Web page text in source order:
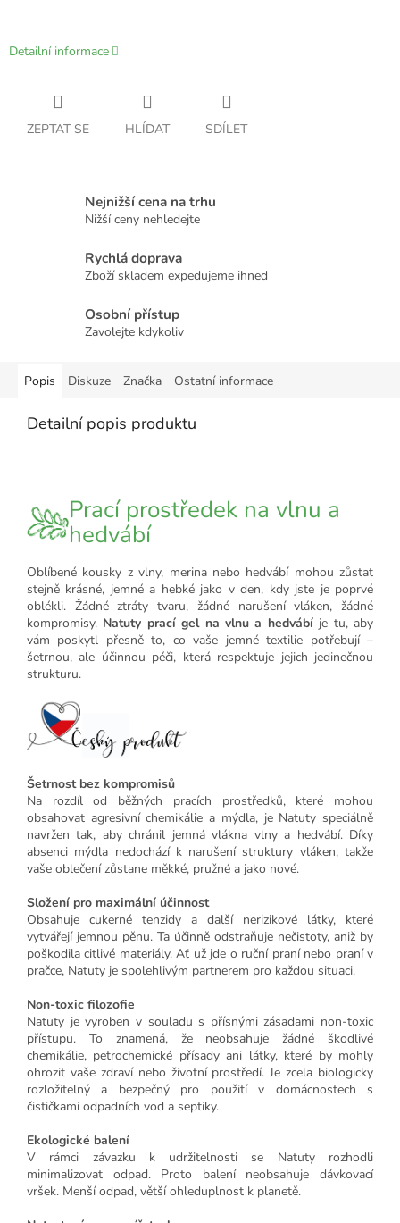
Detailní informace
ZEPTAT SE HLÍDAT SDÍLET
Nejnižší cena na trhu
Nižší ceny nehledejte
Rychlá doprava
Zboží skladem expedujeme ihned
Osobní přístup
Zavolejte kdykoliv
Popis Diskuze Značka Ostatní informace
Detailní popis produktu
Prací prostředek na vlnu a
hedvábí
Oblíbené kousky z vlny, merina nebo hedvábí mohou zůstat
stejně krásné, jemné a hebké jako v den, kdy jste je poprvé
oblékli. Žádné ztráty tvaru, žádné narušení vláken, žádné
kompromisy. Natuty prací gel na vlnu a hedvábíje tu, aby
vám poskytl přesně to, co vaše jemné textilie potřebují –
šetrnou, ale účinnou péči, která respektuje jejich jedinečnou
strukturu.
Šetrnost bez kompromisů
Na rozdíl od běžných pracích prostředků, které mohou
obsahovat agresivní chemikálie a mýdla, je Natuty speciálně
navržen tak, aby chránil jemná vlákna vlny a hedvábí. Díky
absenci mýdla nedochází k narušení struktury vláken, takže
vaše oblečení zůstane měkké, pružné a jako nové.
Složení pro maximální účinnost
Obsahuje cukerné tenzidy a další nerizikové látky, které
vytvářejí jemnou pěnu. Ta účinně odstraňuje nečistoty, aniž by
poškodila citlivé materiály. Ať už jde o ruční praní nebo praní v
pračce, Natuty je spolehlivým partnerem pro každou situaci.
Non-toxic filozofie
Natuty je vyroben v souladu s přísnými zásadami non-toxic
přístupu. To znamená, že neobsahuje žádné škodlivé
chemikálie, petrochemické přísady ani látky, které by mohly
ohrozit vaše zdraví nebo životní prostředí. Je zcela biologicky
rozložitelný a bezpečný pro použití v domácnostech s
čističkami odpadních vod a septiky.
Ekologické balení
V rámci závazku k udržitelnosti se Natuty rozhodli
minimalizovat odpad. Proto balení neobsahuje dávkovací
vršek. Menší odpad, větší ohleduplnost k planetě.